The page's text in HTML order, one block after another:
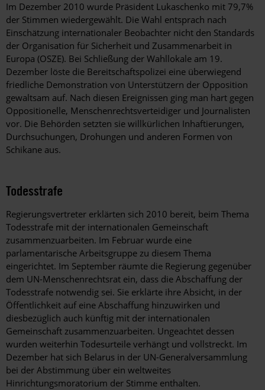
Im Dezember 2010 wurde Präsident Lukaschenko mit 79,7%
der Stimmen wiedergewählt. Die Wahl entsprach nach
Einschätzung internationaler Beobachter nicht den Standards
der Organisation für Sicherheit und Zusammenarbeit in
Europa (OSZE). Bei Schließung der Wahllokale am 19.
Dezember löste die Bereitschaftspolizei eine überwiegend
friedliche Demonstration von Unterstützern der Opposition
gewaltsam auf. Nach diesen Ereignissen ging man hart gegen
Oppositionelle, Menschenrechtsverteidiger und Journalisten
vor. Die Behörden setzten sie willkürlichen Inhaftierungen,
Durchsuchungen, Drohungen und anderen Formen von
Schikane aus.
Todesstrafe
Regierungsvertreter erklärten sich 2010 bereit, beim Thema
Todesstrafe mit der internationalen Gemeinschaft
zusammenzuarbeiten. Im Februar wurde eine
parlamentarische Arbeitsgruppe zu diesem Thema
eingerichtet. Im September räumte die Regierung gegenüber
dem UN-Menschenrechtsrat ein, dass die Abschaffung der
Todesstrafe notwendig sei. Sie erklärte ihre Absicht, in der
Öffentlichkeit auf eine Abschaffung hinzuwirken und
diesbezüglich auch künftig mit der internationalen
Gemeinschaft zusammenzuarbeiten. Ungeachtet dessen
wurden weiterhin Todesurteile verhängt und vollstreckt. Im
Dezember hat sich Belarus in der UN-Generalversammlung
bei der Abstimmung über ein weltweites
Hinrichtungsmoratorium der Stimme enthalten.